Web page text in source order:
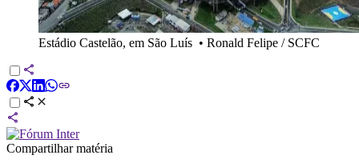
Estádio Castelão, em São Luís • Ronald Felipe / SCFC
Compartilhar matéria